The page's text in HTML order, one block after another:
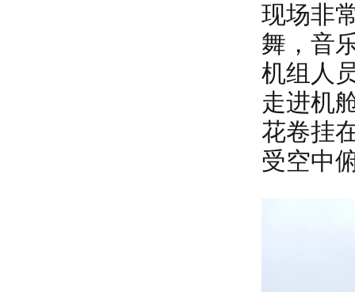
现场非
舞，音
机组人
走进机
花卷挂
受空中